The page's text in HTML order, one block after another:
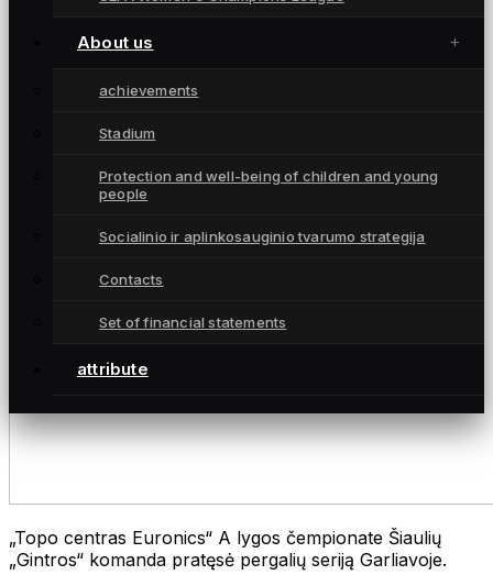
About us
achievements
Stadium
Protection and well-being of children and young
people
Socialinio ir aplinkosauginio tvarumo strategija
Contacts
Set of financial statements
attribute
„Topo centras Euronics“ A lygos čempionate Šiaulių
„Gintros“ komanda pratęsė pergalių seriją Garliavoje.